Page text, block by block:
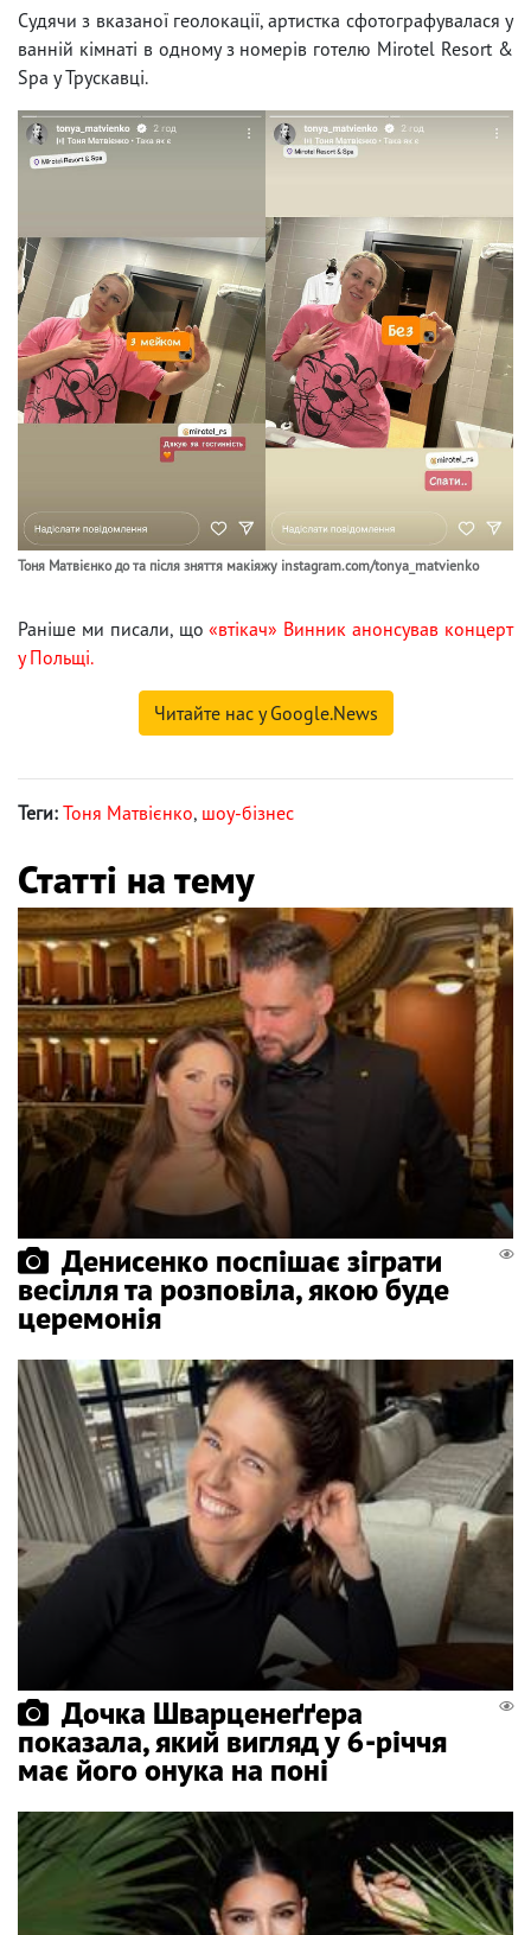
Судячи з вказаної геолокації, артистка сфотографувалася у
ванній кімнаті в одному з номерів готелю Mirotel Resort &
Spa у Трускавці.
Тоня Матвієнко до та після зняття макіяжу instagram.com/tonya_matvienko
Раніше ми писали, що«втікач» Винник анонсував концерт
у Польщі.
Читайте нас у Google.News
Теги: Тоня Матвієнко, шоу-бізнес
Статті на тему
Денисенко поспішає зіграти
весілля та розповіла, якою буде
церемонія
Дочка Шварценеґґера
показала, який вигляд у 6-річчя
має його онука на поні